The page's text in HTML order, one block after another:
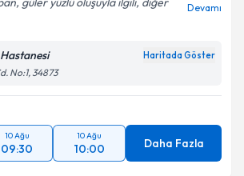
Devamı
Haritada Göster
No:1, 34873
10 Ağu
09:30
10 Ağu
10:00 Daha Fazla